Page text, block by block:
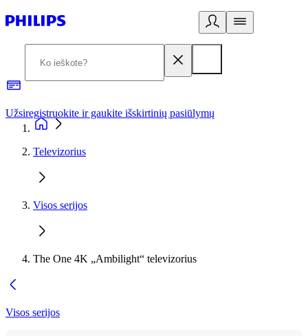
Užsiregistruokite ir gaukite išskirtinių pasiūlymų
Televizorius
Visos serijos
The One 4K „Ambilight“ televizorius
Visos serijos